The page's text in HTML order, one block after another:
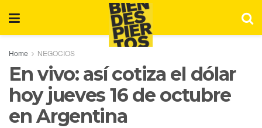
Home NEGOCIOS
En vivo: así cotiza el dólar
hoy jueves 16 de octubre
en Argentina